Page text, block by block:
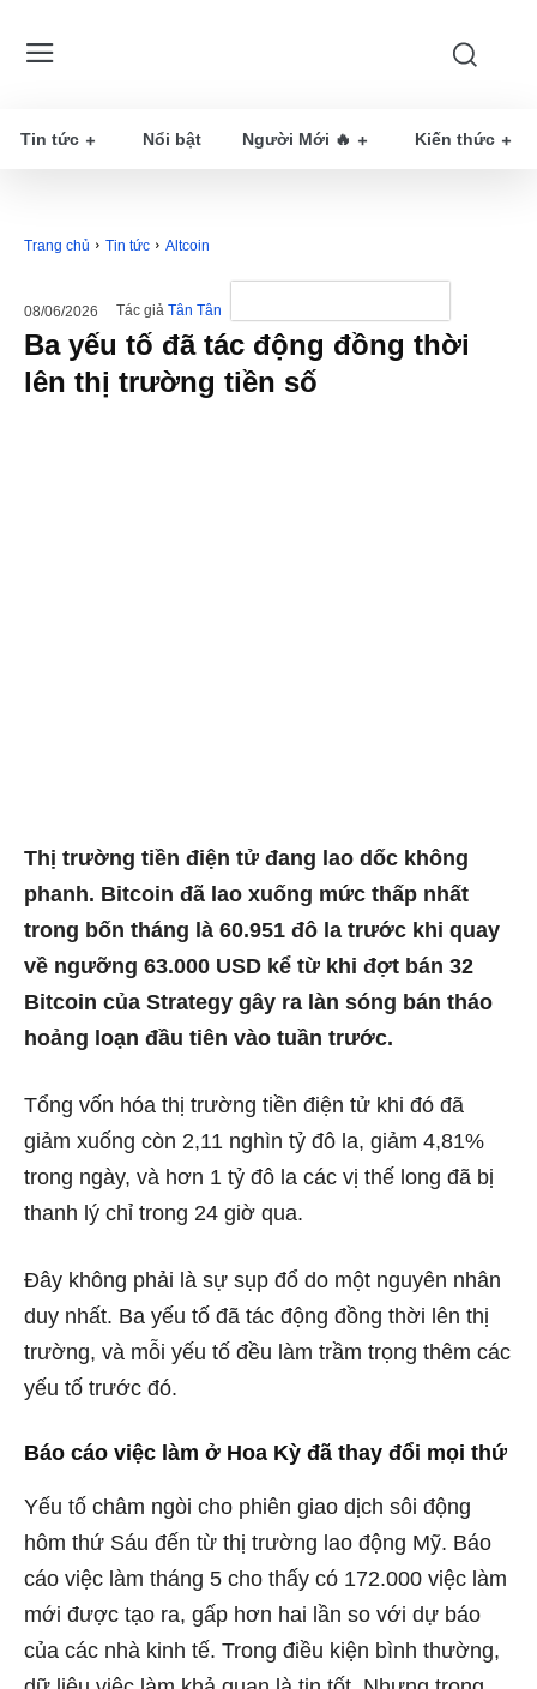
Tin tức Nổi bật Người Mới 🔥 Kiến thức
Trang chủ Tin tức Altcoin
08/06/2026 Tác giả Tân Tân
Ba yếu tố đã tác động đồng thời
lên thị trường tiền số
Thị trường tiền điện tử đang lao dốc không
phanh. Bitcoin đã lao xuống mức thấp nhất
trong bốn tháng là 60.951 đô la trước khi quay
về ngưỡng 63.000 USD kể từ khi đợt bán 32
Bitcoin của Strategy gây ra làn sóng bán tháo
hoảng loạn đầu tiên vào tuần trước.
Tổng vốn hóa thị trường tiền điện tử khi đó đã
giảm xuống còn 2,11 nghìn tỷ đô la, giảm 4,81%
trong ngày, và hơn 1 tỷ đô la các vị thế long đã bị
thanh lý chỉ trong 24 giờ qua.
Đây không phải là sự sụp đổ do một nguyên nhân
duy nhất. Ba yếu tố đã tác động đồng thời lên thị
trường, và mỗi yếu tố đều làm trầm trọng thêm các
yếu tố trước đó.
Báo cáo việc làm ở Hoa Kỳ đã thay đổi mọi thứ
Yếu tố châm ngòi cho phiên giao dịch sôi động
hôm thứ Sáu đến từ thị trường lao động Mỹ. Báo
cáo việc làm tháng 5 cho thấy có 172.000 việc làm
mới được tạo ra, gấp hơn hai lần so với dự báo
của các nhà kinh tế. Trong điều kiện bình thường,